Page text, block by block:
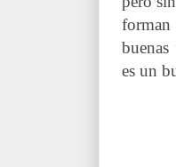
forman
es un